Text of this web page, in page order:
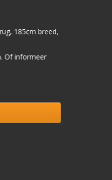
185cm breed,
Of informeer